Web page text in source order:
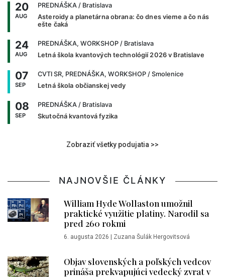
20
AUG
PREDNÁŠKA / Bratislava
Asteroidy a planetárna obrana: čo dnes vieme a čo nás
ešte čaká
24
AUG
PREDNÁŠKA, WORKSHOP / Bratislava
Letná škola kvantových technológií 2026 v Bratislave
07
SEP
CVTI SR, PREDNÁŠKA, WORKSHOP / Smolenice
Letná škola občianskej vedy
08
SEP
PREDNÁŠKA / Bratislava
Skutočná kvantová fyzika
Zobraziť všetky podujatia >>
NAJNOVŠIE ČLÁNKY
William Hyde Wollaston umožnil
praktické využitie platiny. Narodil sa
pred 260 rokmi
6. augusta 2026 Zuzana Šulák Hergovitsová
Objav slovenských a poľských vedcov
prináša prekvapujúci vedecký zvrat v